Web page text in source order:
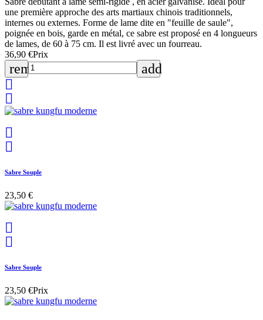
une première approche des arts martiaux chinois traditionnels,
internes ou externes. Forme de lame dite en "feuille de saule",
poignée en bois, garde en métal, ce sabre est proposé en 4 longueurs
de lames, de 60 à 75 cm. Il est livré avec un fourreau.
36,90 €Prix
remove
add




Sabre Souple
23,50 €


Sabre Souple
23,50 €Prix